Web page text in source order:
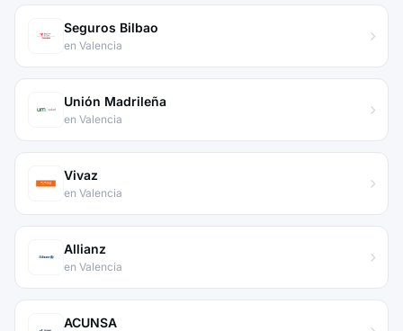
Seguros Bilbao
en Valencia
Unión Madrileña
en Valencia
Vivaz
en Valencia
Allianz
en Valencia
ACUNSA